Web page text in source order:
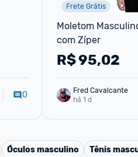
0
Frete Grátis
Moletom
com Zíper
R$95,02
Fred Cavalcante
há 1 d
Óculos masculino Tênis